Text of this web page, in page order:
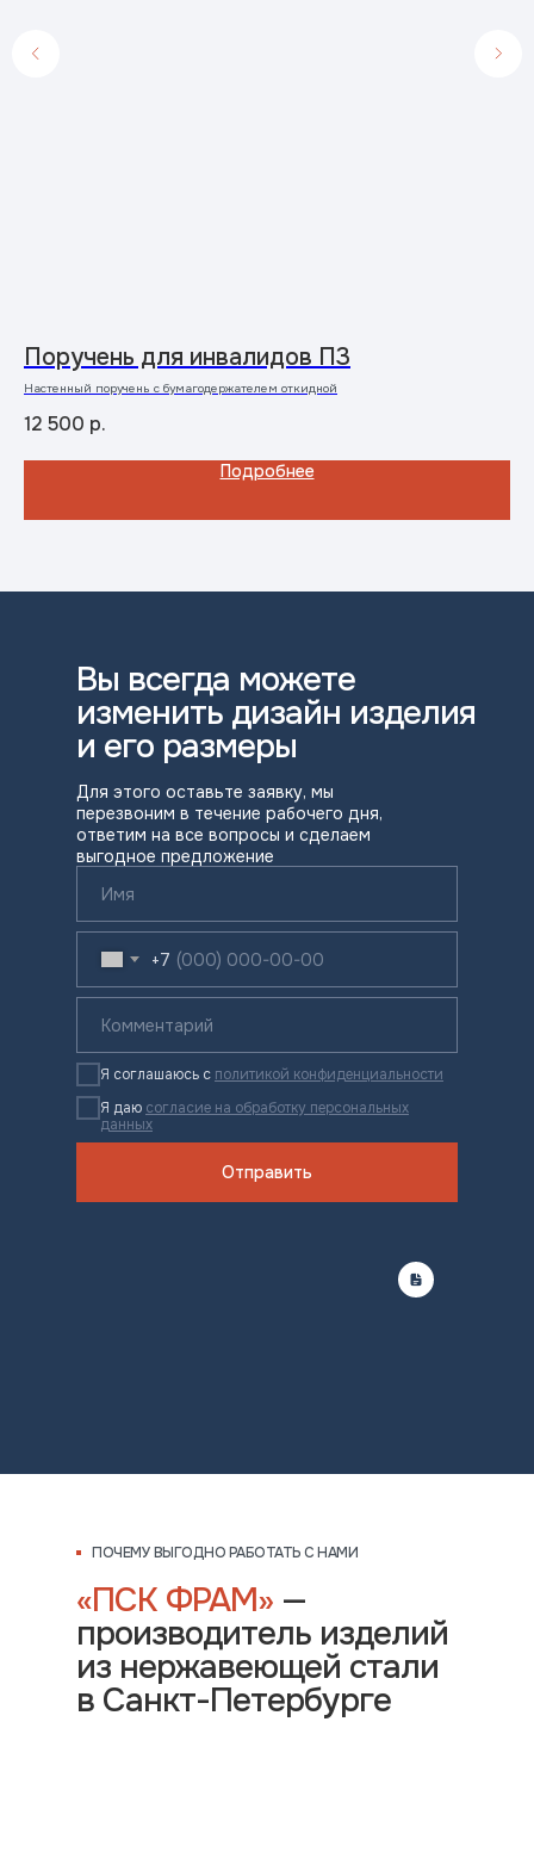
Поручень для инвалидов П3
Настенный поручень с бумагодержателем откидной
12 500 р.
Подробнее
Вы всегда можете
изменить дизайн изделия
и его размеры
Для этого оставьте заявку, мы
перезвоним в течение рабочего дня,
ответим на все вопросы и сделаем
выгодное предложение
+7
Я соглашаюсь с политикой конфиденциальности
Я даю согласие на обработку персональных
данных
Отправить
«ПСК ФРАМ» —
производитель изделий
из нержавеющей стали
в Санкт-Петербурге
ПОЧЕМУ ВЫГОДНО РАБОТАТЬ С НАМИ